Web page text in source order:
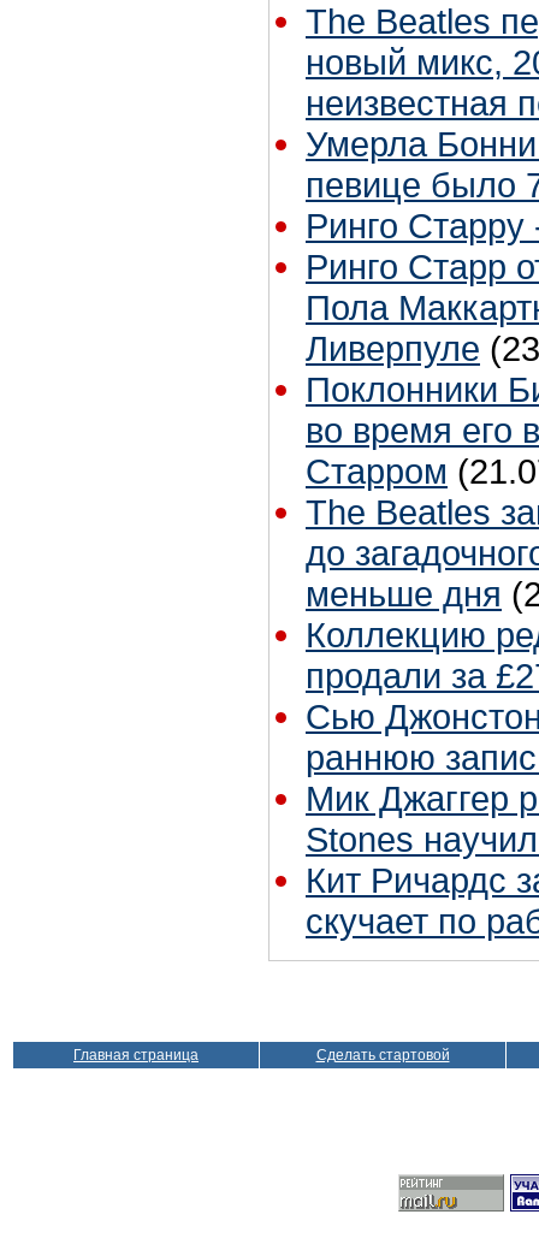
The Beatles
новый микс,
неизвестная
Умерла
певице было
Ринго Старру
Ринго Старр
Пола
Ливерпуле
Поклонники
во время его
Старром
The Beatles
до
меньше дня
Коллекцию
продали за
Сью
раннюю
Мик Джаггер
Stones
Кит Ричардс
скучает по
Главная страница Сделать стартовой